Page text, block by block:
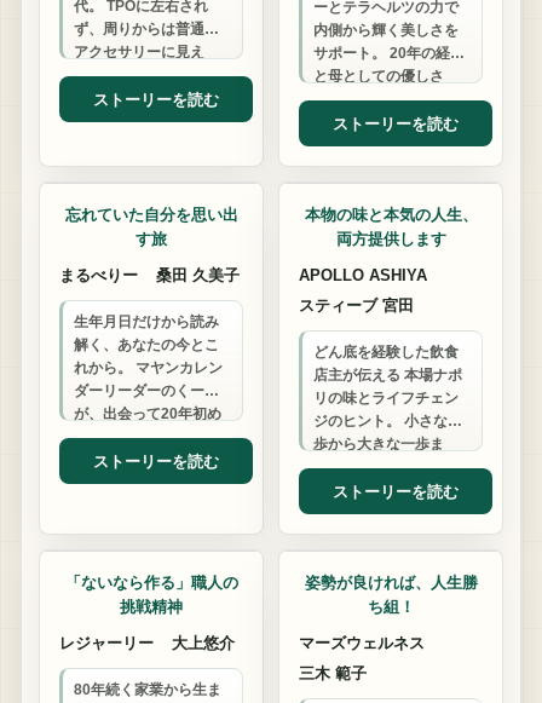
代。 TPOに左右され
ず、周りからは普通の
アクセサリーに見え
て、本人だけが推しと
つながる喜びを感じら
れる一点ものを作っ
ストーリーを読む
ーとテラヘルツの力で
内側から輝く美しさを
サポート。 20年の経験
と母としての優しさ
で、あなたの「もう遅
い」を「まだ間に合
う」に変えます。
ストーリーを読む
カウンセリング
忘れていた自分を思い出
す旅
まるべりー
桑田 久美子
生年月日だけから読み
解く、あなたの今とこ
れから。 マヤンカレン
ダーリーダーのくーこ
が、出会って20年初め
てから15年の経験で宇
宙のリズムを通して人
生の数式を解き…
ストーリーを読む
コーチ
本物の味と本気の人生、
両方提供します
APOLLO ASHIYA
スティーブ 宮田
どん底を経験した飲食
店主が伝える 本場ナポ
リの味とライフチェン
ジのヒント。 小さな一
歩から大きな一歩ま
で、 あなたの「やりた
い」を応援します。
ストーリーを読む
鞄店
「ないなら作る」職人の
挑戦精神
レジャーリー
大上悠介
80年続く家業から生ま
トレーニング
姿勢が良ければ、人生勝
ち組！
マーズウェルネス
三木 範子